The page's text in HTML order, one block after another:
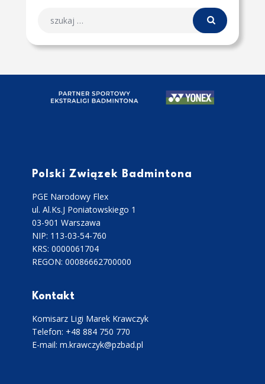
Polski Związek Badmintona
PGE Narodowy Flex
ul. Al.Ks.J Poniatowskiego 1
03-901 Warszawa
NIP: 113-03-54-760
KRS: 0000061704
REGON: 00086662700000
Kontakt
Komisarz Ligi Marek Krawczyk
Telefon: +48 884 750 770
E-mail: m.krawczyk@pzbad.pl